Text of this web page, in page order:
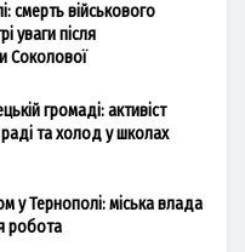
смерть військового
уваги після
Соколової
громаді: активіст
та холод у школах
у Тернополі: міська влада
робота